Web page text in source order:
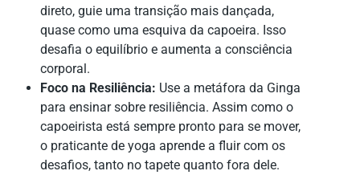
direto, guie uma transição mais dançada,
quase como uma esquiva da capoeira. Isso
desafia o equilíbrio e aumenta a consciência
corporal.
Foco na Resiliência: Use a metáfora da Ginga
para ensinar sobre resiliência. Assim como o
capoeirista está sempre pronto para se mover,
o praticante de yoga aprende a fluir com os
desafios, tanto no tapete quanto fora dele.